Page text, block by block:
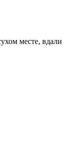
месте, вдали